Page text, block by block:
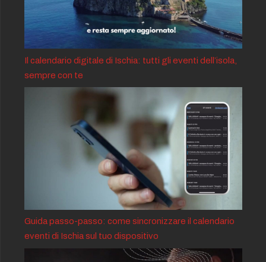
Il calendario digitale di Ischia: tutti gli eventi dell’isola,
sempre con te
Guida passo-passo: come sincronizzare il calendario
eventi di Ischia sul tuo dispositivo